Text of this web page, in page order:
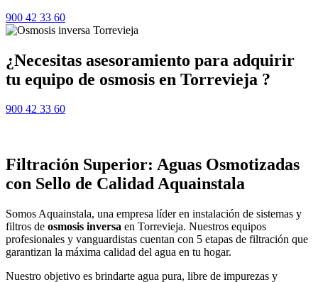
900 42 33 60
¿Necesitas asesoramiento para adquirir
tu equipo de osmosis en Torrevieja ?
900 42 33 60
Filtración Superior: Aguas Osmotizadas
con Sello de Calidad Aquainstala
Somos Aquainstala, una empresa líder en instalación de sistemas y
filtros de osmosis inversa en Torrevieja. Nuestros equipos
profesionales y vanguardistas cuentan con 5 etapas de filtración que
garantizan la máxima calidad del agua en tu hogar.
Nuestro objetivo es brindarte agua pura, libre de impurezas y